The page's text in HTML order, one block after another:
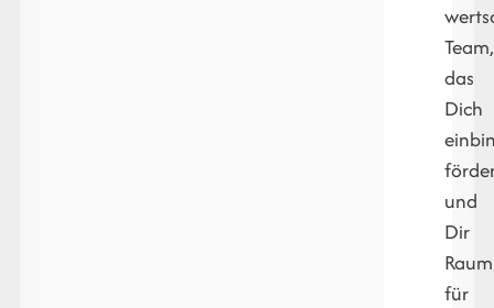
Team,
das
Dich
und
Dir
Raum
für